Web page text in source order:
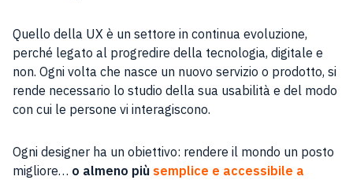
Quello della UX è un settore in continua evoluzione,
perché legato al progredire della tecnologia, digitale e
non. Ogni volta che nasce un nuovo servizio o prodotto, si
rende necessario lo studio della sua usabilità e del modo
con cui le persone vi interagiscono.
Ogni designer ha un obiettivo: rendere il mondo un posto
migliore… o almeno più semplice e accessibile a